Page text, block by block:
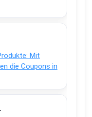
Mit
die Coupons in